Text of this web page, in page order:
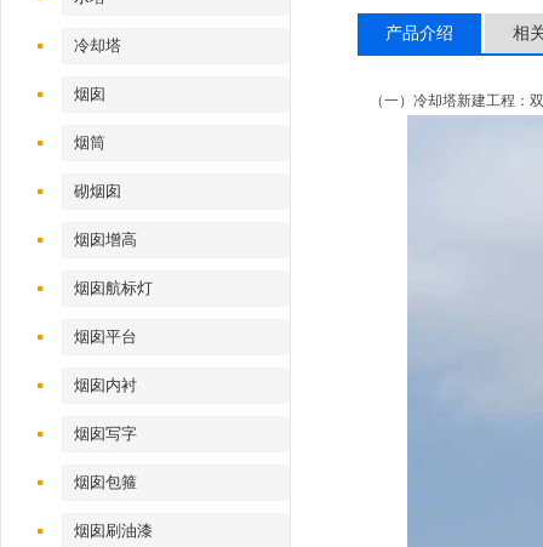
冷却塔
烟囱
烟筒
砌烟囱
烟囱增高
烟囱航标灯
烟囱平台
烟囱内衬
烟囱写字
烟囱包箍
烟囱刷油漆
产品介绍 相
（一）冷却塔新建工程：